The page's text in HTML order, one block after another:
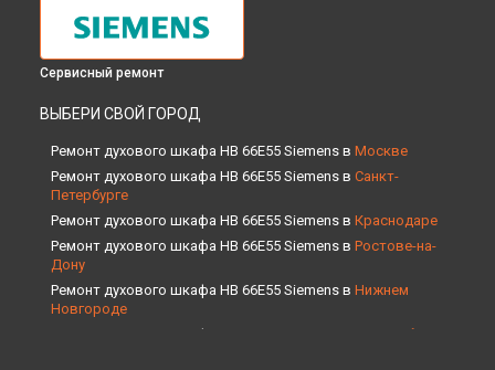
Сервисный ремонт
ВЫБЕРИ СВОЙ ГОРОД
Ремонт духового шкафа HB 66E55 Siemens в Москве
Ремонт духового шкафа HB 66E55 Siemens в Санкт-
Петербурге
Ремонт духового шкафа HB 66E55 Siemens в Краснодаре
Ремонт духового шкафа HB 66E55 Siemens в Ростове-на-
Дону
Ремонт духового шкафа HB 66E55 Siemens в Нижнем
Новгороде
Ремонт духового шкафа HB 66E55 Siemens в
Новосибирске